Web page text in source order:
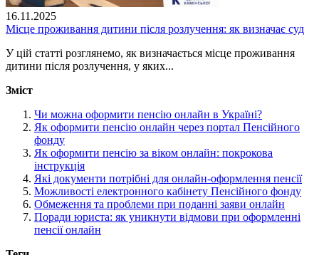
16.11.2025
Місце проживання дитини після розлучення: як визначає суд
У цій статті розглянемо, як визначається місце проживання
дитини після розлучення, у яких...
Зміст
Чи можна оформити пенсію онлайн в Україні?
Як оформити пенсію онлайн через портал Пенсійного
фонду
Як оформити пенсію за віком онлайн: покрокова
інструкція
Які документи потрібні для онлайн-оформлення пенсії
Можливості електронного кабінету Пенсійного фонду
Обмеження та проблеми при поданні заяви онлайн
Поради юриста: як уникнути відмови при оформленні
пенсії онлайн